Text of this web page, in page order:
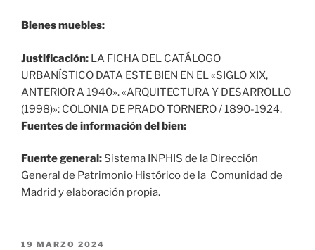
Bienes muebles:
Justificación: LA FICHA DEL CATÁLOGO
URBANÍSTICO DATA ESTE BIEN EN EL «SIGLO XIX,
ANTERIOR A 1940». «ARQUITECTURA Y DESARROLLO
(1998)»: COLONIA DE PRADO TORNERO / 1890-1924.
Fuentes de información del bien:
Fuente general: Sistema INPHIS de la Dirección
General de Patrimonio Histórico de la Comunidad de
Madrid y elaboración propia.
PUBLICADO
19 MARZO 2024